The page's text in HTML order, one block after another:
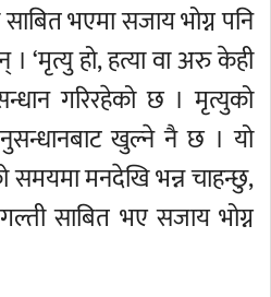
भएमा सजाय भोग्न पनि
‘मृत्यु हो, हत्या वा अरु केही
गरिरहेको छ । मृत्युको
खुल्ने नै छ । यो
मनदेखि भन्न चाहन्छु,
साबित भए सजाय भोग्न